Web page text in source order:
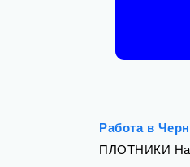
Работа в
ПЛОТНИКИ На